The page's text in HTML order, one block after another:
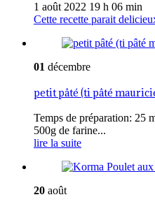
1 août 2022 19 h 06 min
Cette recette parait
01 décembre
petit pâté (ti pâté
Temps de préparation: 25
500g de farine...
lire la suite
20 août